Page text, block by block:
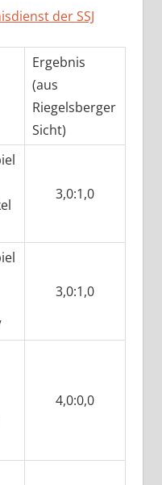
der SSJ
Ergebnis
(aus
Riegelsberger
Sicht)
3,0:1,0
3,0:1,0
4,0:0,0